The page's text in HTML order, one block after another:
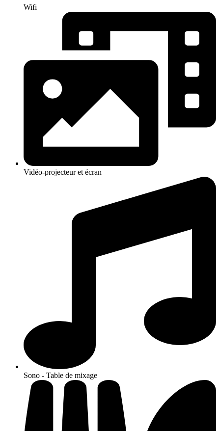
Wifi
Vidéo-projecteur et écran
Sono - Table de mixage